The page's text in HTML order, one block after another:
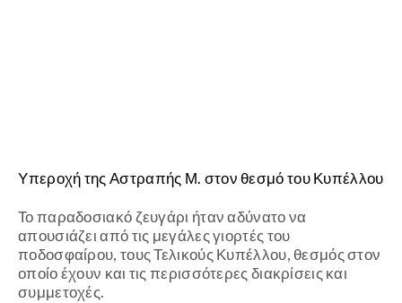
Υπεροχή της Αστραπής Μ. στον θεσμό του Κυπέλλου
Το παραδοσιακό ζευγάρι ήταν αδύνατο να
απουσιάζει από τις μεγάλες γιορτές του
ποδοσφαίρου, τους Τελικούς Κυπέλλου, θεσμός στον
οποίο έχουν και τις περισσότερες διακρίσεις και
συμμετοχές.